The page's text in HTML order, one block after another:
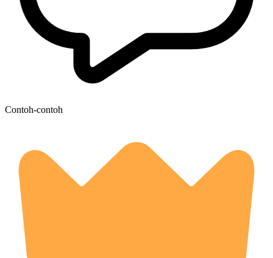
Contoh-contoh